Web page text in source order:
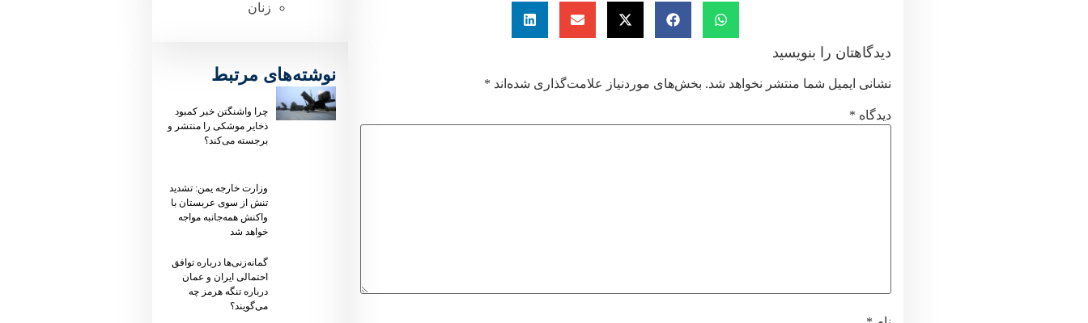
دیدگاهتان را بنویسید
نشانی ایمیل شما منتشر نخواهد شد. بخش‌های موردنیاز علامت‌گذاری شده‌اند *
دیدگاه *
زنان
نوشته‌های مرتبط
چرا واشنگتن خبر کمبود
ذخایر موشکی را منتشر و
برجسته می‌کند؟
وزارت خارجه یمن: تشدید
تنش از سوی عربستان با
واکنش همه‌جانبه مواجه
خواهد شد
گمانه‌زنی‌ها درباره توافق
احتمالی ایران و عمان
درباره تنگه هرمز چه
می‌گویند؟